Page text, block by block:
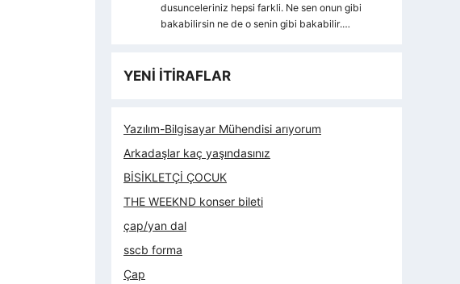
dusunceleriniz hepsi farkli. Ne sen onun gibi
bakabilirsin ne de o senin gibi bakabilir.…
YENİ İTİRAFLAR
Yazılım-Bilgisayar Mühendisi arıyorum
Arkadaşlar kaç yaşındasınız
BİSİKLETÇİ ÇOCUK
THE WEEKND konser bileti
çap/yan dal
sscb forma
Çap